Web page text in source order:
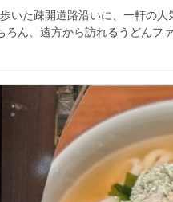
いた疎開道路沿いに、一軒の
ん、遠方から訪れるうどんフ